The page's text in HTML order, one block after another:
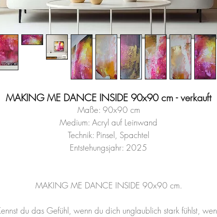
MAKING ME DANCE INSIDE 90x90 cm - verkauft
Maße: 90x90 cm
Medium: Acryl auf Leinwand
Technik: Pinsel, Spachtel
Entstehungsjahr: 2025
MAKING ME DANCE INSIDE 90x90 cm.
du das Gefühl, wenn du dich unglaublich stark fühlst,